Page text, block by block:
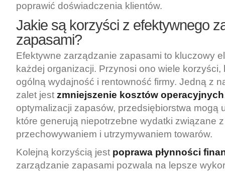
poprawić doświadczenia klientów.
Jakie są korzyści z efektywnego
zapasami?
Efektywne zarządzanie zapasami to kluczowy
każdej organizacji. Przynosi ono wiele korzyści,
ogólną wydajność i rentowność firmy. Jedną z
zalet jest zmniejszenie kosztów operacyjnych
optymalizacji zapasów, przedsiębiorstwa mogą
które generują niepotrzebne wydatki związane z
przechowywaniem i utrzymywaniem towarów.
Kolejną korzyścią jest poprawa płynności
zarządzanie zapasami pozwala na lepsze